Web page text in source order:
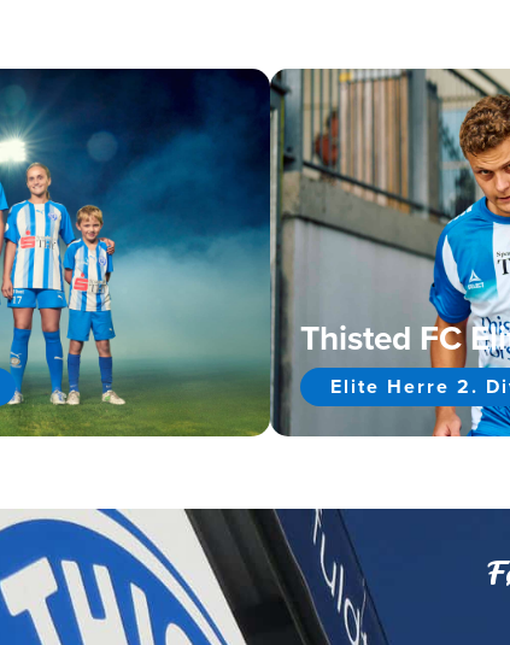
Thisted FC
Elite Herre 2.